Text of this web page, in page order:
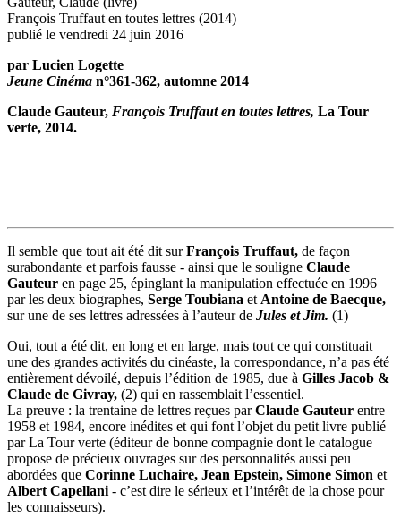
François Truffaut en toutes lettres (2014)
publié le vendredi 24 juin 2016
par Lucien Logette
Jeune Cinéma n°361-362, automne 2014
Claude Gauteur, François Truffaut en toutes lettres, La Tour
verte, 2014.
Il semble que tout ait été dit surFrançois Truffaut, de façon
surabondante et parfois fausse - ainsi que le souligne Claude
Gauteur en page 25, épinglant la manipulation effectuée en 1996
par les deux biographes, Serge Toubiana et Antoine de Baecque,
sur une de ses lettres adressées à l’auteur de Jules et Jim. (1)
Oui, tout a été dit, en long et en large, mais tout ce qui constituait
une des grandes activités du cinéaste, la correspondance, n’a pas été
entièrement dévoilé, depuis l’édition de 1985, due à Gilles Jacob &
Claude de Givray, (2) qui en rassemblait l’essentiel.
La preuve : la trentaine de lettres reçues parClaude Gauteur entre
1958 et 1984, encore inédites et qui font l’objet du petit livre publié
par La Tour verte (éditeur de bonne compagnie dont le catalogue
propose de précieux ouvrages sur des personnalités aussi peu
abordées que Corinne Luchaire, Jean Epstein, Simone Simon et
Albert Capellani - c’est dire le sérieux et l’intérêt de la chose pour
les connaisseurs).